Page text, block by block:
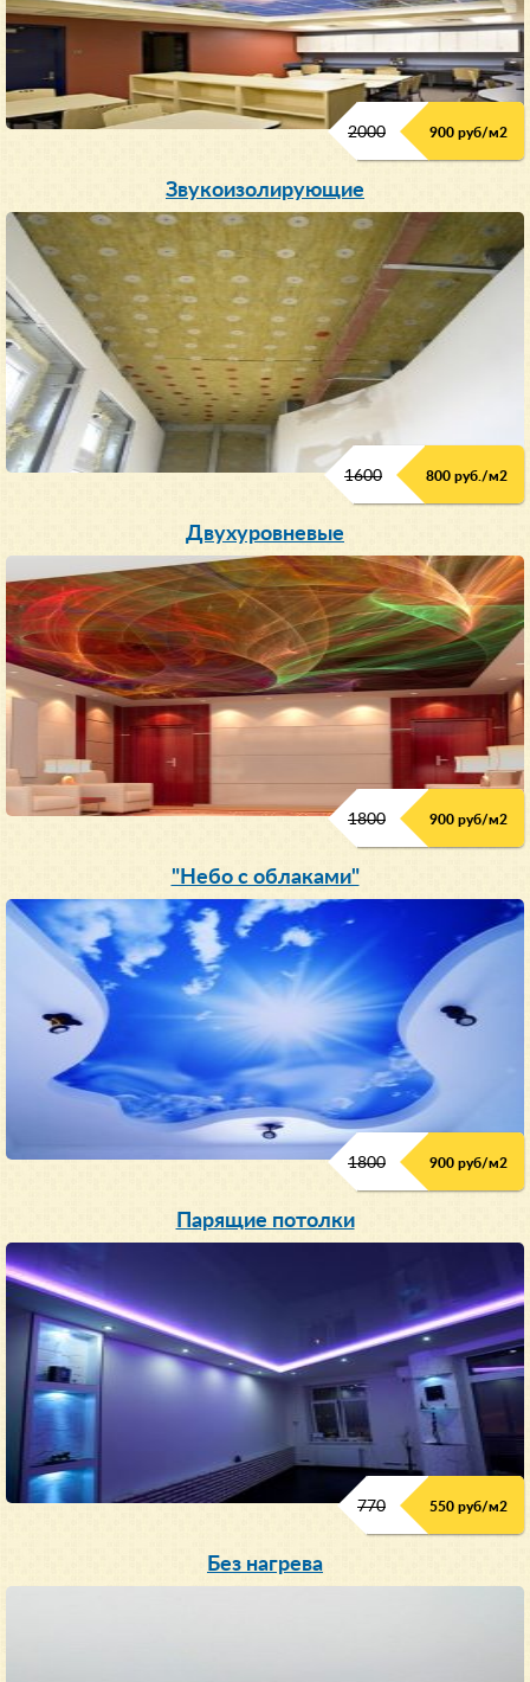
2000 900 руб/м2
Звукоизолирующие
1600 800 руб./м2
Двухуровневые
1800 900 руб/м2
"Небо с облаками"
1800 900 руб/м2
Парящие потолки
770 550 руб/м2
Без нагрева